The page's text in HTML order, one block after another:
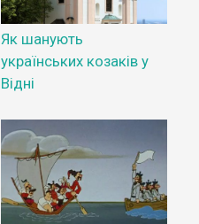
Як шанують
українських козаків у
Відні